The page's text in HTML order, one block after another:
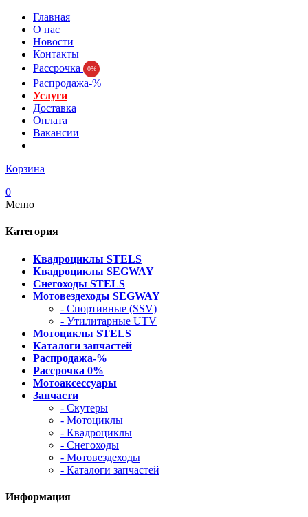
Главная
О нас
Новости
Контакты
Рассрочка
0%
Распродажа-%
Услуги
Доставка
Оплата
Вакансии
Корзина
0
Меню
Категория
Квадроциклы STELS
Квадроциклы SEGWAY
Снегоходы STELS
Мотовездеходы SEGWAY
- Спортивные (SSV)
- Утилитарные UTV
Мотоциклы STELS
Каталоги запчастей
Распродажа-%
Рассрочка 0%
Мотоаксессуары
Запчасти
- Скутеры
- Мотоциклы
- Квадроциклы
- Снегоходы
- Мотовездеходы
- Каталоги запчастей
Информация